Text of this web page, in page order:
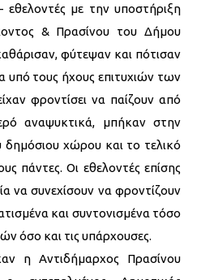
εθελοντές με την υποστήριξη
& Πρασίνου του Δήμου
φύτεψαν και πότισαν
υπό τους ήχους επιτυχιών των
φροντίσει να παίζουν από
αναψυκτικά, μπήκαν στην
χώρου και το τελικό
πάντες. Οι εθελοντές επίσης
να συνεχίσουν να φροντίζουν
και συντονισμένα τόσο
όσο και τις υπάρχουσες.
η Αντιδήμαρχος Πρασίνου